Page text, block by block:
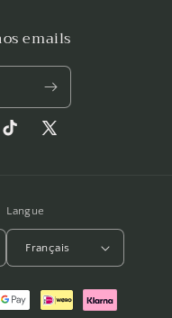
emails
TikTok
X
Langue
Français